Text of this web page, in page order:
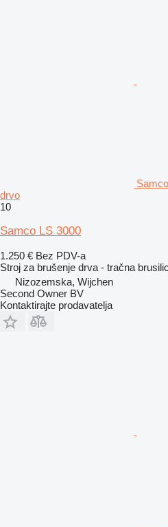
drvo
10
Samco LS 3000
1.250 € Bez PDV-a
Stroj za brušenje drva - tračna
Nizozemska, Wijchen
Second Owner BV
Kontaktirajte prodavatelja